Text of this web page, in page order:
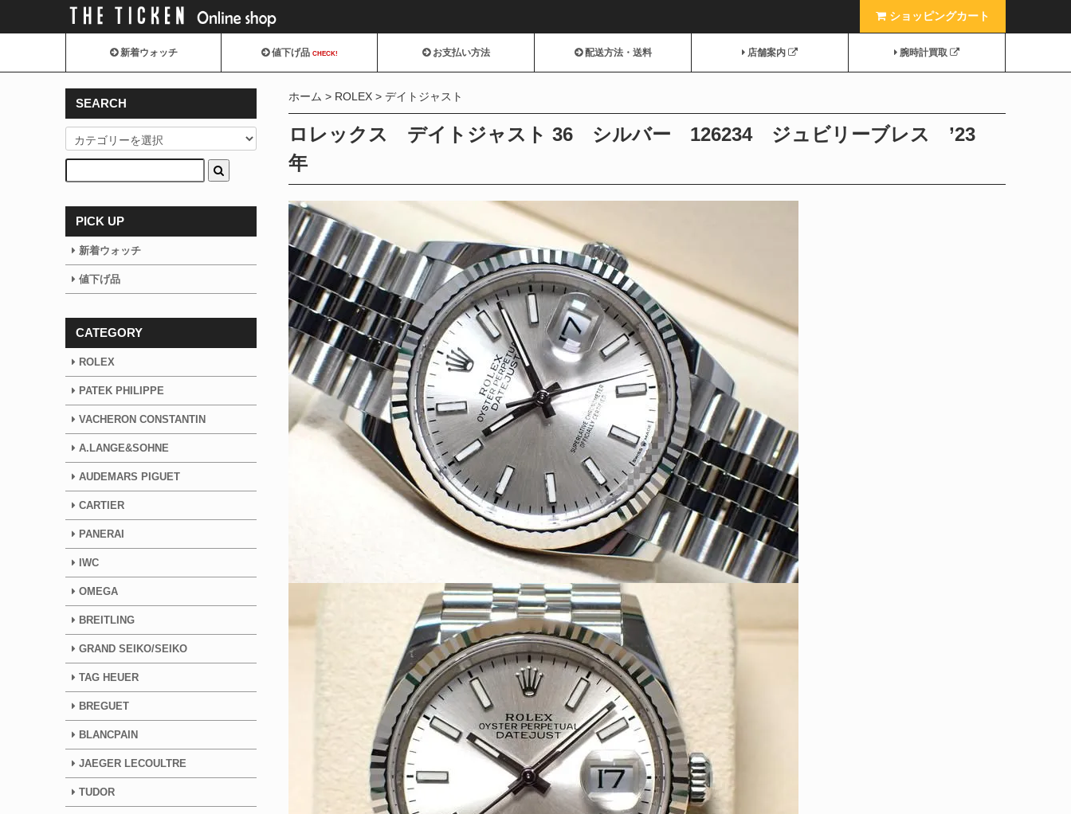
ショッピングカート
新着ウォッチ 値下げ品 CHECK! お支払い方法 配送方法・送料 店舗案内 腕時計買取
ホーム ROLEX デイトジャスト
ロレックス デイトジャスト 36 シルバー 126234 ジュビリーブレス ’23
年
SEARCH
PICK UP
新着ウォッチ
値下げ品
CATEGORY
ROLEX
PATEK PHILIPPE
VACHERON CONSTANTIN
A.LANGE&SOHNE
AUDEMARS PIGUET
CARTIER
PANERAI
IWC
OMEGA
BREITLING
GRAND SEIKO/SEIKO
TAG HEUER
BREGUET
BLANCPAIN
JAEGER LECOULTRE
TUDOR